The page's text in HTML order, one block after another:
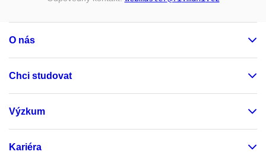
O nás
Chci studovat
Výzkum
Kariéra